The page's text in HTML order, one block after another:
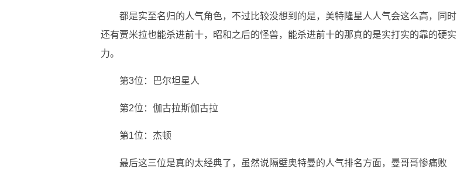
都是实至名归的人气角色，不过比较没想到的是，美特隆星人人气会这么高，同时
还有贾米拉也能杀进前十，昭和之后的怪兽，能杀进前十的那真的是实打实的靠的硬实
力。
第3位：巴尔坦星人
第2位：伽古拉斯伽古拉
第1位：杰顿
最后这三位是真的太经典了，虽然说隔壁奥特曼的人气排名方面，曼哥哥惨痛败